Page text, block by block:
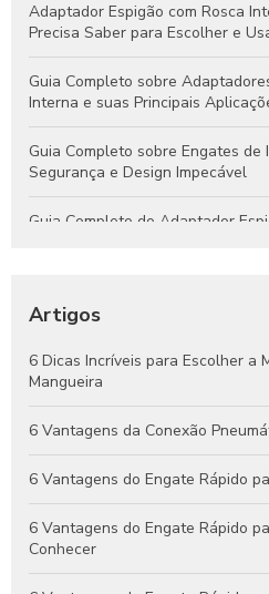
Adaptador Espigão com Rosca
Precisa Saber para Escolher e
Guia Completo sobre
Interna e suas Principais
Guia Completo sobre Engates de
Segurança e Design Impecável
Guia Completo do Adaptador
Eficientes e Confiáveis
Engates Pneumáticos:
Escolher o Melhor Modelo
Guia Completo de Engates
Dicas de Manutenção
Artigos
6 Dicas Incríveis para Escolher a
Mangueira
6 Vantagens da Conexão
6 Vantagens do Engate Rápido
6 Vantagens do Engate Rápido
Conhecer